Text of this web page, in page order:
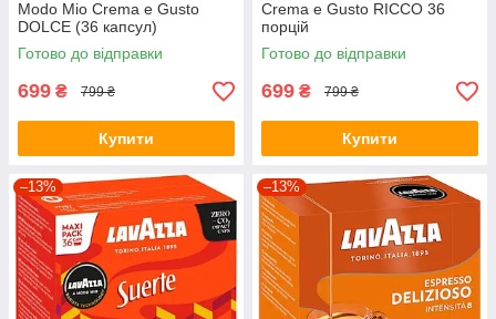
Modo Mio Crema e Gusto
DOLCE (36 капсул)
Готово до відправки
699 ₴ 799 ₴
Купити
Crema e Gusto RICCO 36
порцій
Готово до відправки
699 ₴ 799 ₴
Купити
–13% –13%